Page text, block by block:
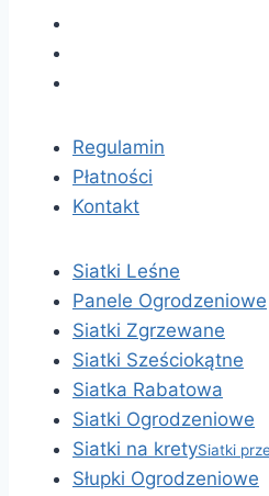
Regulamin
Płatności
Kontakt
Siatki Leśne
Panele Ogrodzeniowe
Siatki Zgrzewane
Siatki Sześciokątne
Siatka Rabatowa
Siatki Ogrodzeniowe
Siatki na kretySiatki
Słupki Ogrodzeniowe